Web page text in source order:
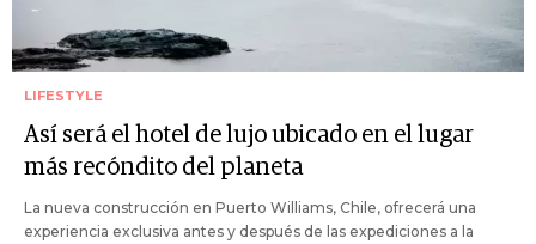
LIFESTYLE
Así será el hotel de lujo ubicado en el lugar
más recóndito del planeta
La nueva construcción en Puerto Williams, Chile, ofrecerá una
experiencia exclusiva antes y después de las expediciones a la